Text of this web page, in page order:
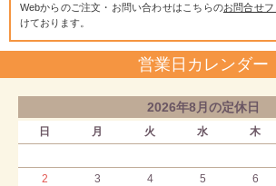
Webからのご注文・お問い合わせはこちらのお問合せフ
けております。
営業日カレンダー
2026年8月の定休日
日 月 火 水 木
2
3 4 5 6